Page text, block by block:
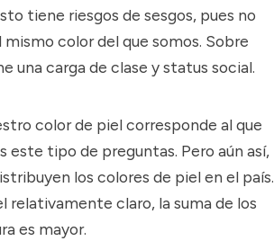
tiene riesgos de sesgos, pues no
color del que somos. Sobre
una carga de clase y status social.
color de piel corresponde al que
tipo de preguntas. Pero aún así,
los colores de piel en el país.
relativamente claro, la suma de los
es mayor.